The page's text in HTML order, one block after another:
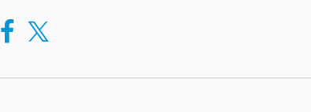
Compartir en Facebook
Compartir en Twitter